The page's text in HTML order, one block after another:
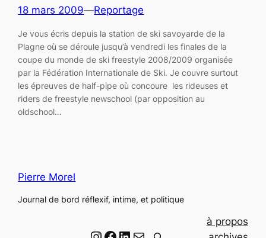
18 mars 2009—Reportage
Je vous écris depuis la station de ski savoyarde de la
Plagne où se déroule jusqu’à vendredi les finales de la
coupe du monde de ski freestyle 2008/2009 organisée
par la Fédération Internationale de Ski. Je couvre surtout
les épreuves de half-pipe où concoure les rideuses et
riders de freestyle newschool (par opposition au
oldschool…
Pierre Morel
Journal de bord réflexif, intime, et politique
à propos